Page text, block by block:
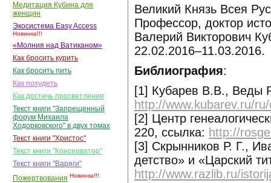
Медитация Кубина для
женщин
Экосистема Easy Access
Новинка!!!
«Молния над Ватиканом»
Как бросить курить
Как бросить пить
Как похудеть
Как достичь просветления
Текст книги "Запрещенный
форум Михаила
Ходорковского" в двух томах
Текст книги "Христос"
Текст книги "Консерватор"
Текст книги "Варяги"
Пожертвования Новинка!!!
Великий Князь Всея
Профессор, доктор
Валерий Викторович
22.02.2016–11.03.2016.
Библиография:
[1] Кубарев В.В., Веды
http://www.kubarev.ru/
[2] Центр
220, ссылка: http://
[3] Скрынников Р. Г.,
детство» и «Царский
http://www.razlib.ru/